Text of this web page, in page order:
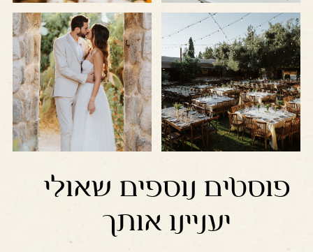
לחתונת
בוטיק
מותאמת
אישית
לפתיחת
התמונה
בגדול
-
מיקום
רומנטי
לחתונות
+
לפתיחת
התמונה
בגדול
-
חתונות
בוטיק
באוויר
+
פוסטים נוספים שאולי
יעניינו אותך